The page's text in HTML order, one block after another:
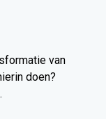
van
doen?